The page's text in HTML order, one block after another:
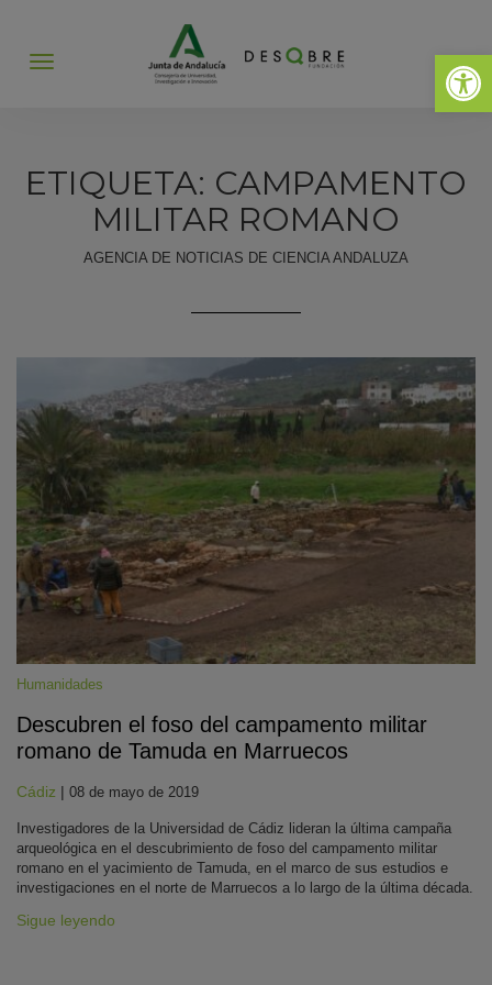
Abrir
Abrir
ETIQUETA: CAMPAMENTO
MILITAR ROMANO
AGENCIA DE NOTICIAS DE CIENCIA ANDALUZA
Humanidades
Descubren el foso del campamento militar
romano de Tamuda en Marruecos
Cádiz | 08 de mayo de 2019
Investigadores de la Universidad de Cádiz lideran la última campaña
arqueológica en el descubrimiento de foso del campamento militar
romano en el yacimiento de Tamuda, en el marco de sus estudios e
investigaciones en el norte de Marruecos a lo largo de la última década.
Sigue leyendo